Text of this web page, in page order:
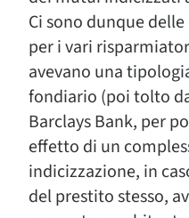
Ci sono dunque
per i vari
avevano una
fondiario (poi tolto
Barclays Bank, per
effetto di un
indicizzazione, in
del prestito stesso,